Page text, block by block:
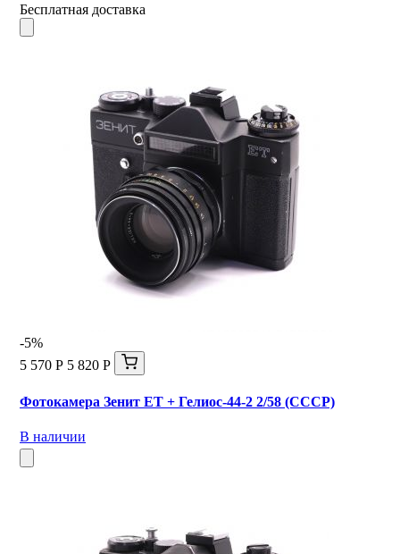
Бесплатная доставка
-5%
5 570 Р 5 820 Р
Фотокамера Зенит ЕТ + Гелиос-44-2 2/58 (СССР)
В наличии